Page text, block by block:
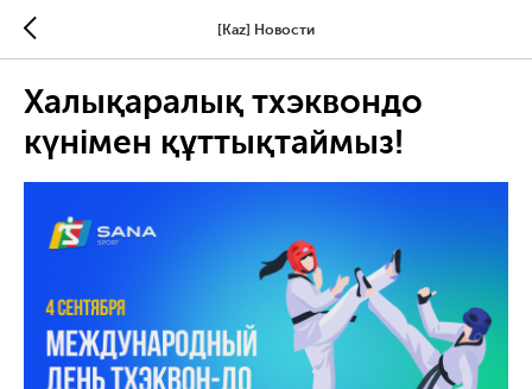
[Kaz] Новости
Халықаралық тхэквондо
күнімен құттықтаймыз!